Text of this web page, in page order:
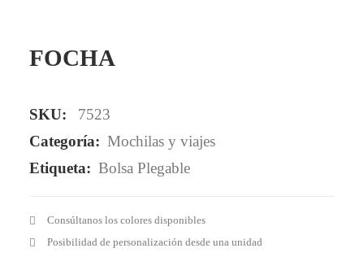
FOCHA
SKU:
7523
Categoría: Mochilas y viajes
Etiqueta: Bolsa Plegable
Consúltanos los colores disponibles
Posibilidad de personalización desde una unidad